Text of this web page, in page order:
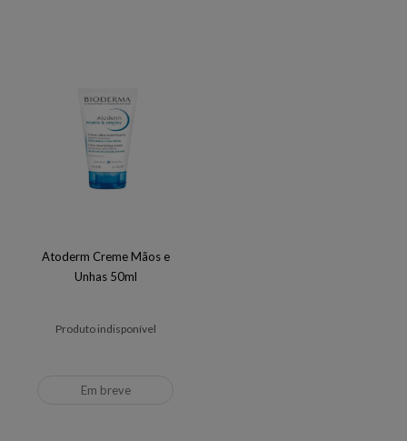
Atoderm Creme Mãos e
Unhas 50ml
Produto indisponível
Em breve